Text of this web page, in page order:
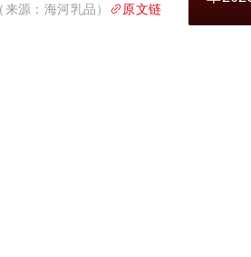
源：海河乳品）
原文链